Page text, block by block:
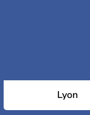
Lyon